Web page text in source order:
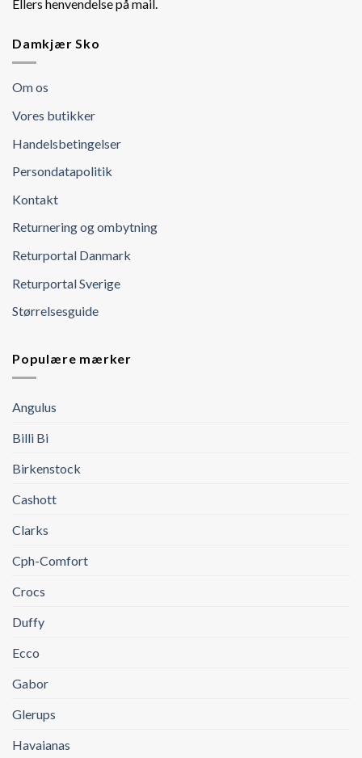
Ellers henvendelse på mail.
Damkjær Sko
Om os
Vores butikker
Handelsbetingelser
Persondatapolitik
Kontakt
Returnering og ombytning
Returportal Danmark
Returportal Sverige
Størrelsesguide
Populære mærker
Angulus
Billi Bi
Birkenstock
Cashott
Clarks
Cph-Comfort
Crocs
Duffy
Ecco
Gabor
Glerups
Havaianas